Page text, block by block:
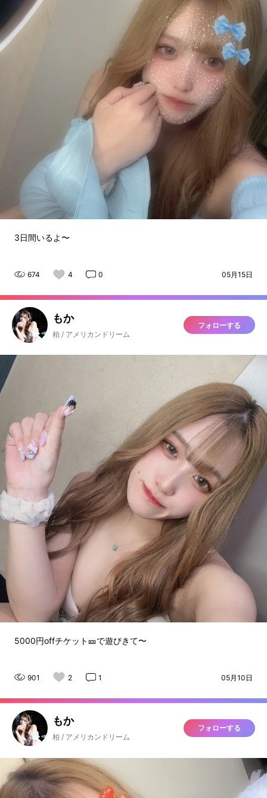
3日間いるよ〜
674 4 0 05月15日
もか
柏 / アメリカンドリーム
フォローする
5000円offチケット🎫で遊びきて〜
901 2 1 05月10日
もか
柏 / アメリカンドリーム
フォローする